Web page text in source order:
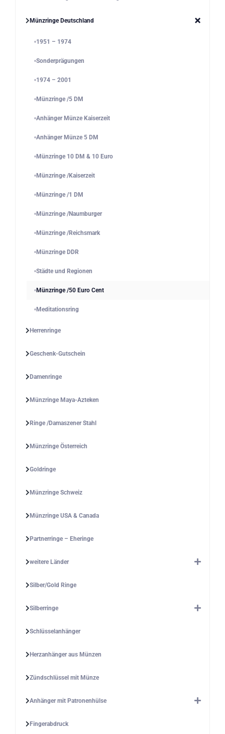
Münzringe Deutschland
1951 – 1974
Sonderprägungen
1974 – 2001
Münzringe /5 DM
Anhänger Münze Kaiserzeit
Anhänger Münze 5 DM
Münzringe 10 DM & 10 Euro
Münzringe /Kaiserzeit
Münzringe /1 DM
Münzringe /Naumburger
Münzringe /Reichsmark
Münzringe DDR
Städte und Regionen
Münzringe /50 Euro Cent
Meditationsring
Herrenringe
Geschenk-Gutschein
Damenringe
Münzringe Maya-Azteken
Ringe /Damaszener Stahl
Münzringe Österreich
Goldringe
Münzringe Schweiz
Münzringe USA & Canada
Partnerringe – Eheringe
weitere Länder
Silber/Gold Ringe
Silberringe
Schlüsselanhänger
Herzanhänger aus Münzen
Zündschlüssel mit Münze
Anhänger mit Patronenhülse
Fingerabdruck